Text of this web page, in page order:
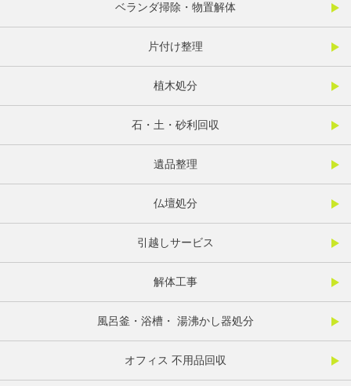
ベランダ掃除・物置解体
片付け整理
植木処分
石・土・砂利回収
遺品整理
仏壇処分
引越しサービス
解体工事
風呂釜・浴槽・ 湯沸かし器処分
オフィス 不用品回収